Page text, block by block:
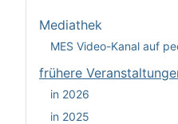
Mediathek
MES Video-Kanal auf
frühere
in 2026
in 2025